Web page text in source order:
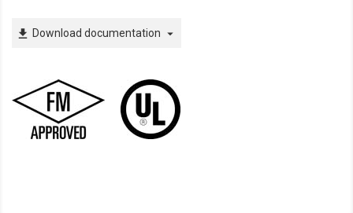
file_download Download documentation arrow_drop_down